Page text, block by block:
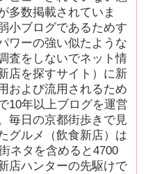
多数掲載されていま
小ブログであるためす
ワーの強い似たような
査をしないでネット情
店を探すサイト）に新
および流用されるため
10年以上ブログを運営
毎日の京都街歩きで見
グルメ（飲食新店）は
ネタを含めると4700
店ハンターの先駆けで